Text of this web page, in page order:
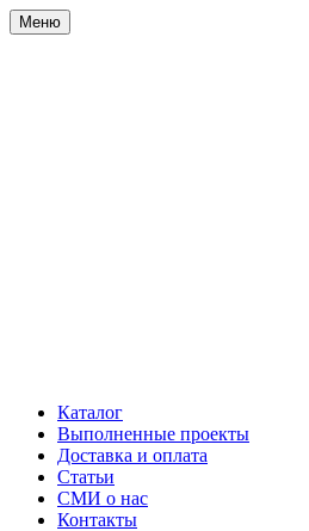
Меню
Каталог
Выполненные проекты
Доставка и оплата
Статьи
СМИ о нас
Контакты